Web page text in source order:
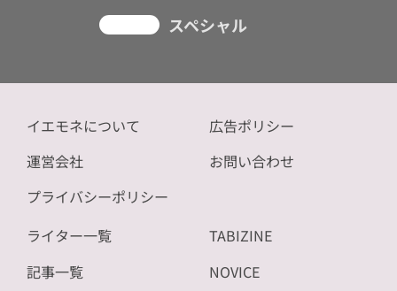
スペシャル
イエモネについて
運営会社
プライバシーポリシー
広告ポリシー
お問い合わせ
ライター一覧
記事一覧
TABIZINE
NOVICE